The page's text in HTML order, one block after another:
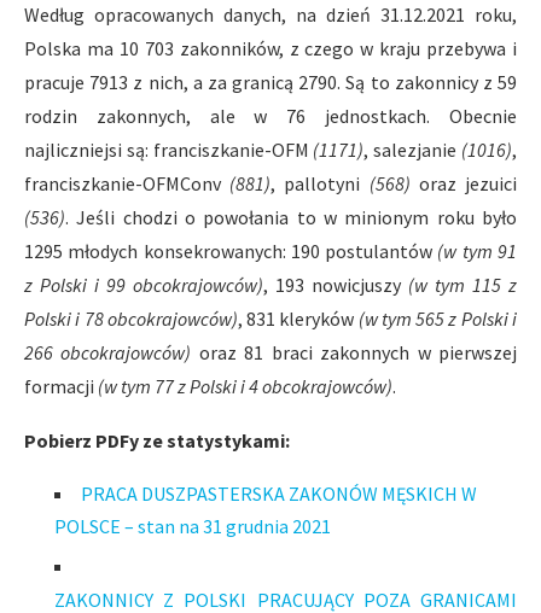
Według opracowanych danych, na dzień 31.12.2021 roku,
Polska ma 10 703 zakonników, z czego w kraju przebywa i
pracuje 7913 z nich, a za granicą 2790. Są to zakonnicy z 59
rodzin zakonnych, ale w 76 jednostkach. Obecnie
najliczniejsi są: franciszkanie-OFM (1171), salezjanie (1016),
franciszkanie-OFMConv (881), pallotyni (568) oraz jezuici
(536). Jeśli chodzi o powołania to w minionym roku było
1295 młodych konsekrowanych: 190 postulantów (w tym 91
z Polski i 99 obcokrajowców), 193 nowicjuszy (w tym 115 z
Polski i 78 obcokrajowców), 831 kleryków (w tym 565 z Polski i
266 obcokrajowców) oraz 81 braci zakonnych w pierwszej
formacji (w tym 77 z Polski i 4 obcokrajowców).
Pobierz PDFy ze statystykami:
PRACA DUSZPASTERSKA ZAKONÓW MĘSKICH W
POLSCE – stan na 31 grudnia 2021
ZAKONNICY Z POLSKI PRACUJĄCY POZA GRANICAMI